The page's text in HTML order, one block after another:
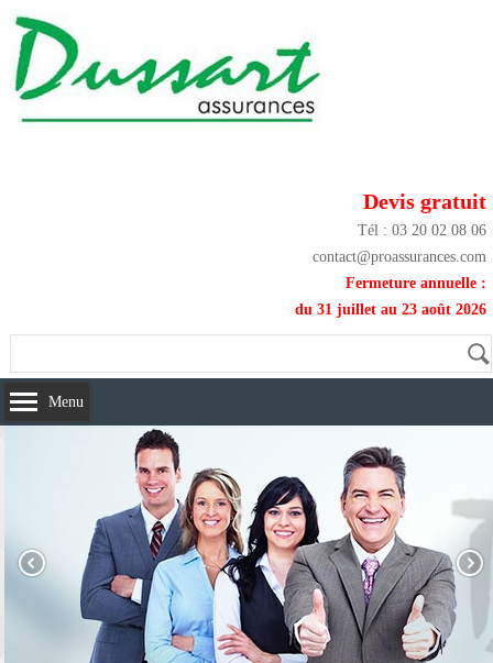
Devis gratuit
Tél : 03 20 02 08 06
contact@proassurances.com
Fermeture annuelle :
du 31 juillet au 23 août 2026
Menu